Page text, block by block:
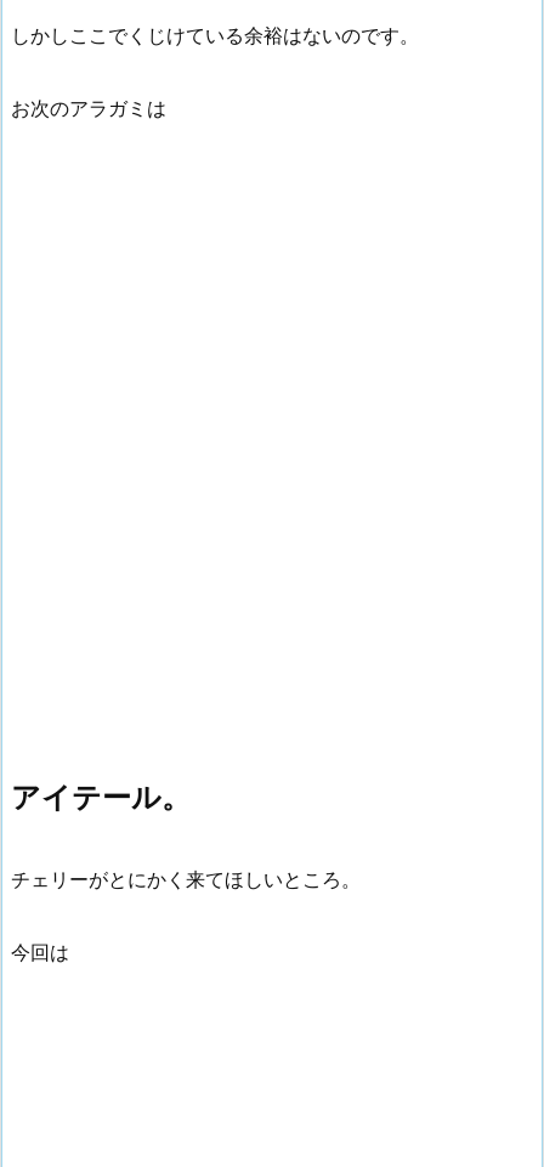
しかしここでくじけている余裕はないのです。
お次のアラガミは
アイテール。
チェリーがとにかく来てほしいところ。
今回は